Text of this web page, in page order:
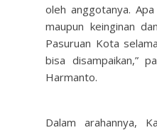
oleh anggotanya.
maupun keinginan
Pasuruan Kota
bisa disampaikan,”
Harmanto.
Dalam arahannya,